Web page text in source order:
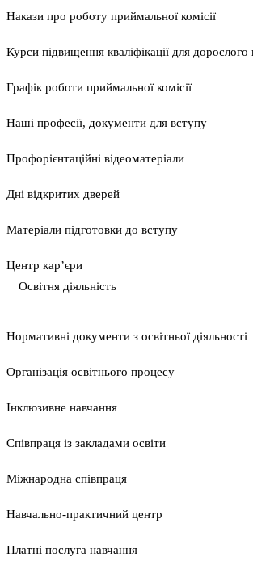
Накази про роботу приймальної комісії
Курси підвищення кваліфікації для дорослого
Графік роботи приймальної комісії
Наші професії, документи для вступу
Профорієнтаційні відеоматеріали
Дні відкритих дверей
Матеріали підготовки до вступу
Центр кар’єри
Освітня діяльність
Нормативні документи з освітньої діяльності
Організація освітнього процесу
Інклюзивне навчання
Співпраця із закладами освіти
Міжнародна співпраця
Навчально-практичний центр
Платні послуга навчання